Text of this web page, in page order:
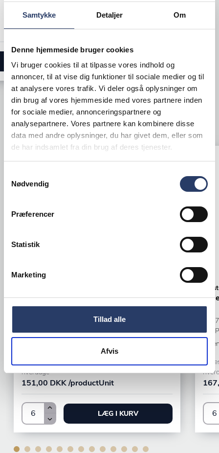
Samtykke Detaljer Om
Denne hjemmeside bruger cookies
Vi bruger cookies til at tilpasse vores indhold og
annoncer, til at vise dig funktioner til sociale medier og til
at analysere vores trafik. Vi deler også oplysninger om
din brug af vores hjemmeside med vores partnere inden
for sociale medier, annonceringspartnere og
analysepartnere. Vores partnere kan kombinere disse
data med andre oplysninger, du har givet dem, eller som
de har indsamlet fra din brug af deres tjenester.
Nødvendig
Præferencer
Statistik
Marketing
Tillad alle
Afvis
hverdage
99,00 DKK /productUnit
LÆG I KURV
GRÅ LYS/MØRK
Tallerken Dyb Swedish Grace
Grå Porcelæn
hverdage
151,00 DKK /productUnit
LÆG I KURV
Ø:
Grå